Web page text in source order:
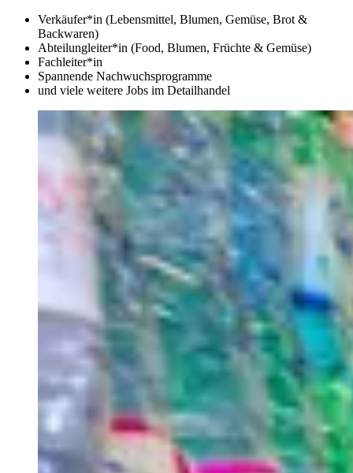
Verkäufer*in (Lebensmittel, Blumen, Gemüse, Brot &
Backwaren)
Abteilungleiter*in (Food, Blumen, Früchte & Gemüse)
Fachleiter*in
Spannende Nachwuchsprogramme
und viele weitere Jobs im Detailhandel